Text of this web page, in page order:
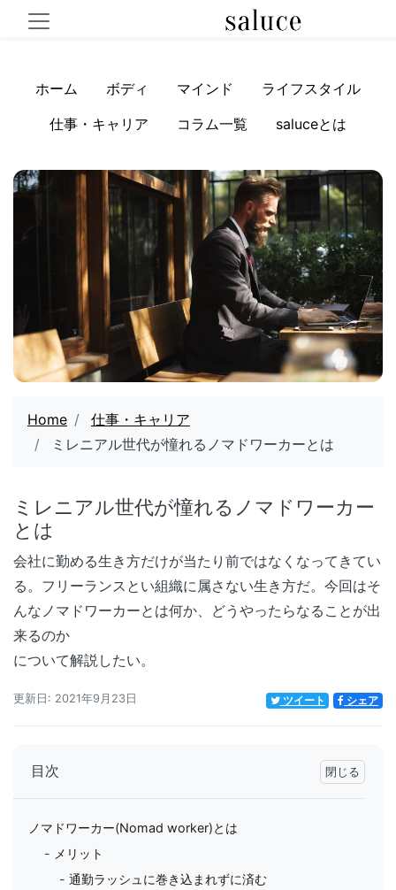
ホーム ボディ マインド
ライフスタイル
仕事・キャリア
コラム一覧 saluceとは
Home
仕事・キャリア
ミレニアル世代が憧れるノマドワーカーとは
ミレニアル世代が憧れるノマドワーカー
とは
会社に勤める生き方だけが当たり前ではなくなってきてい
る。フリーランスとい組織に属さない生き方だ。今回はそ
んなノマドワーカーとは何か、どうやったらなることが出
来るのか
について解説したい。
更新日: 2021年9月23日 ツイート シェア
目次
ノマドワーカー(Nomad worker)とは
メリット
通勤ラッシュに巻き込まれずに済む